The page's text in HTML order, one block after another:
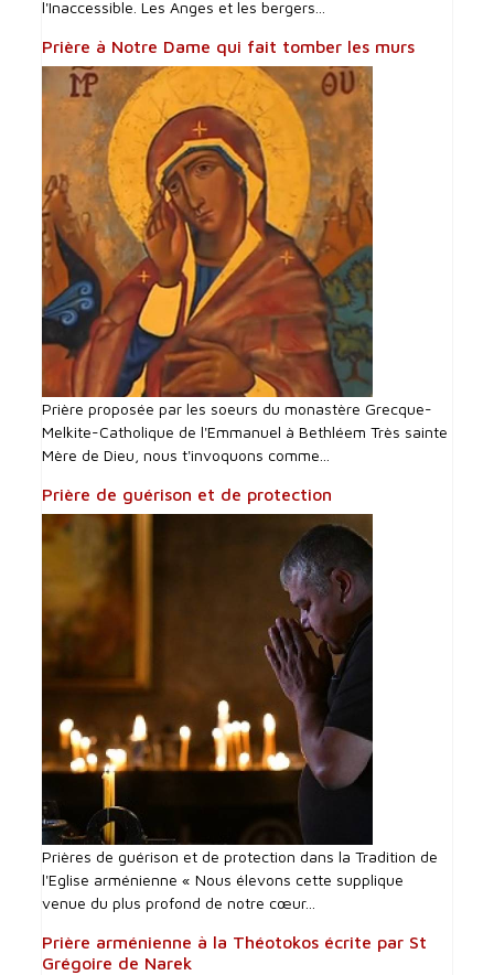
l'Inaccessible. Les Anges et les bergers...
Prière à Notre Dame qui fait tomber les murs
Prière proposée par les soeurs du monastère Grecque-
Melkite-Catholique de l'Emmanuel à Bethléem Très sainte
Mère de Dieu, nous t'invoquons comme...
Prière de guérison et de protection
Prières de guérison et de protection dans la Tradition de
l'Eglise arménienne « Nous élevons cette supplique
venue du plus profond de notre cœur...
Prière arménienne à la Théotokos écrite par St
Grégoire de Narek